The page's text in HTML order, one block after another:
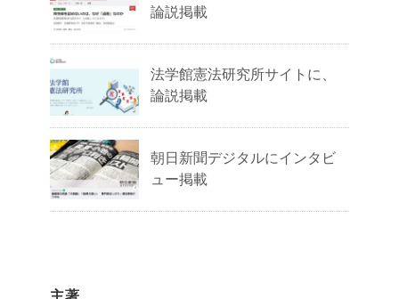
論説掲載
法学館憲法研究所サイトに、
論説掲載
朝日新聞デジタルにインタビ
ュー掲載